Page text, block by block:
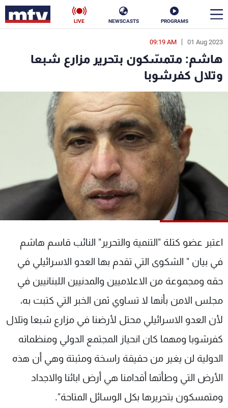
PROGRAMS
NEWSCASTS
LIVE
01 Aug 2023
09:19 AM
هاشم: متمسّكون بتحرير مزارع شبعا
وتلال كفرشوبا
اعتبر عضو كتلة "التنمية والتحرير" النائب قاسم هاشم
في بيان " الشكوى التي تقدم بها العدو الاسرائيلي في
حقه ومجموعة من الاعلاميين والمدنيين اللبنانيين في
مجلس الامن بأنها لا تساوي ثمن الخبر التي كتبت به،
لأن العدو الاسرائيلي محتل لأرضنا في مزارع شبعا وتلال
كفرشوبا ومهما كان انحياز المجتمع الدولي ومنظماته
الدولية لن يغير من حقيقة راسخة ومثبتة وهي أن هذه
الأرض التي وطأتها أقدامنا هي أرض ابائنا والاجداد
ومتمسكون بتحريرها بكل الوسائل المتاحة".
en
الأخبار
سياسة ناس
فن
رياضة
كأس العالم
البرامج
جدول البرامج
شاهد البرامج
عن MTV
الإنـتـاج
لاعلاناتكم
وظائف
تواصل معنا
شروط الإسـتخدام
سياسة الخصوصية